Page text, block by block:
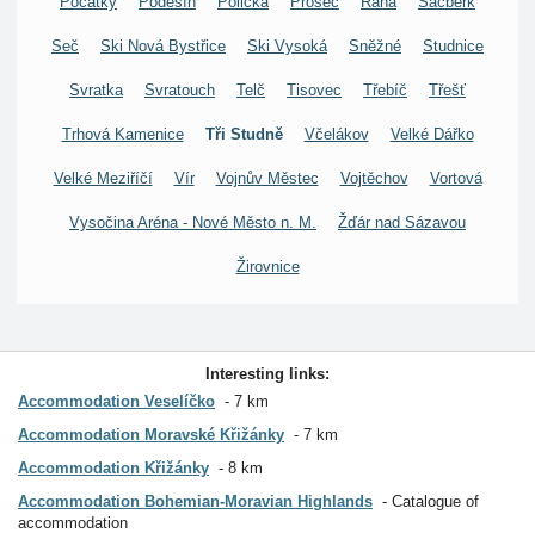
Seč Ski Nová Bystřice Ski Vysoká Sněžné Studnice
Svratka Svratouch Telč Tisovec Třebíč Třešť
Trhová Kamenice Tři Studně Včelákov Velké Dářko
Velké Meziříčí Vír Vojnův Městec Vojtěchov Vortová
Vysočina Aréna - Nové Město n. M. Žďár nad Sázavou
Žirovnice
Interesting links:
Accommodation Veselíčko
7 km
Accommodation Moravské Křižánky
7 km
Accommodation Křižánky
8 km
Accommodation Bohemian-Moravian Highlands
Catalogue of
accommodation